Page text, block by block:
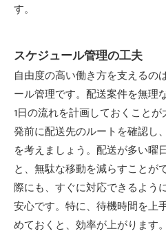
す。
スケジュール管理の工夫
自由度の高い働き方を支えるの
ール管理です。配送案件を無理
1日の流れを計画しておくこと
発前に配送先のルートを確認し
を考えましょう。配送が多い曜
と、無駄な移動を減らすことが
際にも、すぐに対応できるよう
安心です。特に、待機時間を上
めておくと、効率が上がります。